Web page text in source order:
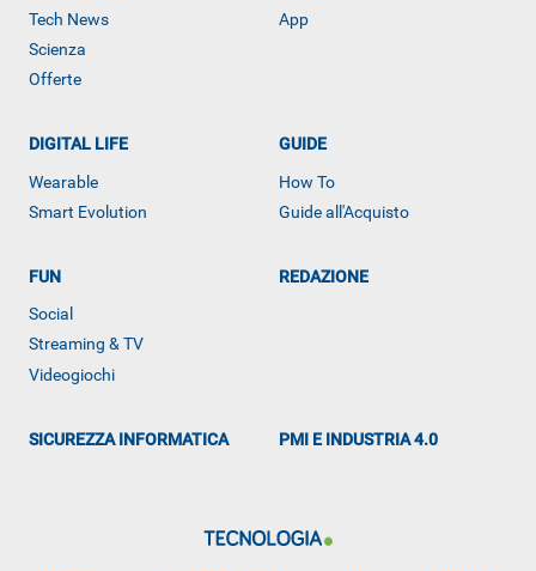
Tech News
Scienza
Offerte
App
DIGITAL LIFE
Wearable
Smart Evolution
GUIDE
How To
Guide all'Acquisto
FUN
Social
Streaming & TV
Videogiochi
REDAZIONE
SICUREZZA INFORMATICA PMI E INDUSTRIA 4.0